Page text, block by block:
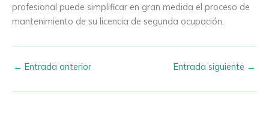
profesional puede simplificar en gran medida el proceso de
mantenimiento de su licencia de segunda ocupación.
← Entrada anterior Entrada siguiente →